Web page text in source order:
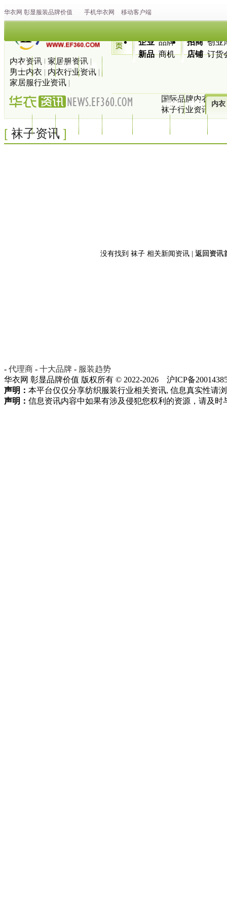
华衣网 彰显服装品牌价值 手机华衣网 移动客户端
企业 品牌
新品 商机
招商 创业
店铺 订货
首页 行业 品牌 女装
男装 童装 内衣
内衣资讯 | 家居服资讯 |
男士内衣 | 内衣行业资讯 |
家居服行业资讯 |
国际品牌内衣|内
袜子行业资讯
| 袜
[ 袜子资讯 ]
没有找到 袜子 相关新闻资讯 | 返回资讯
- 代理商 - 十大品牌 - 服装趋势
华衣网 彰显品牌价值 版权所有 © 2022-2026 沪ICP备
声明： 本平台仅仅分享纺织服装行业相关资讯, 信息真实性请
声明： 信息资讯内容中如果有涉及侵犯您权利的资源，请及时